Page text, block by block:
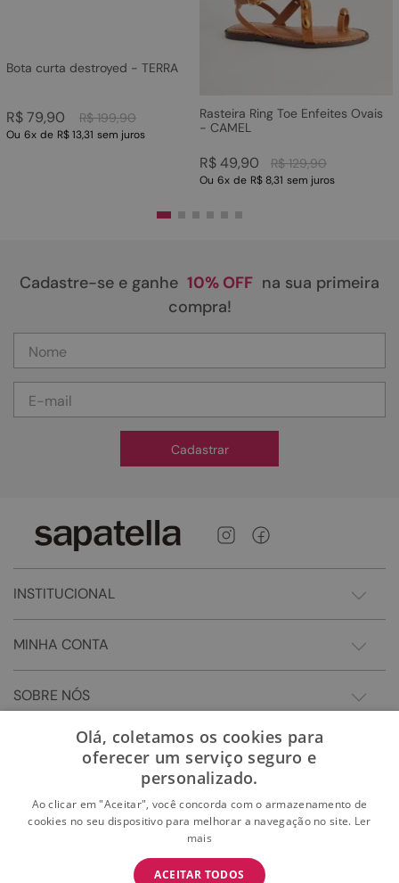
BAIXE O APP
Bota curta destroyed - TERRA
R$ 199,90
R$79,90
Ou 6x de R$ 13,31 sem juros
Rasteira Ring Toe Enfeites Ovais
- CAMEL
R$ 129,90
R$49,90
Ou 6x de R$ 8,31 sem juros
Cadastre-se e ganhe 10% OFF na sua primeira
compra!
Cadastrar
INSTITUCIONAL
MINHA CONTA
SOBRE NÓS
Olá, coletamos os cookies para
oferecer um serviço seguro e
personalizado.
Ao clicar em "Aceitar", você concorda com o armazenamento de
cookies no seu dispositivo para melhorar a navegação no site. Ler
mais
ACEITAR TODOS